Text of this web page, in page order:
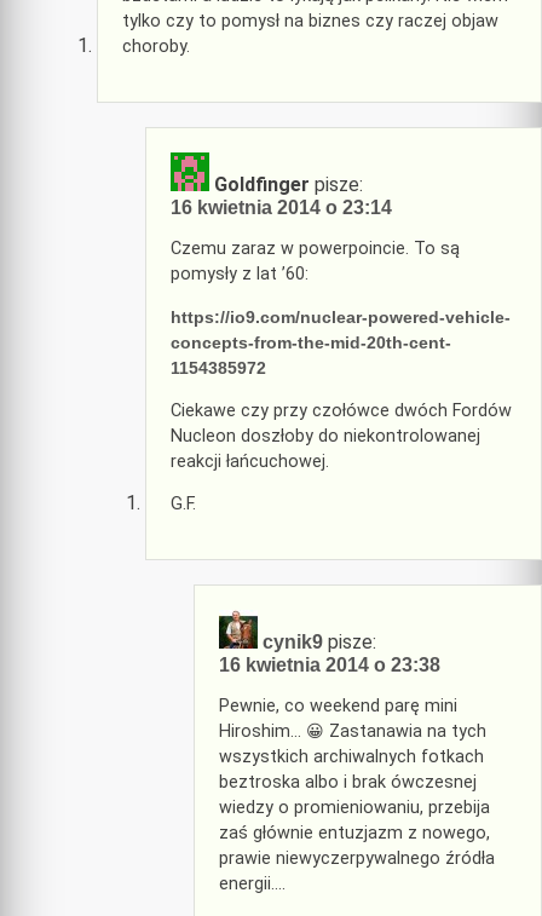
tylko czy to pomysł na biznes czy raczej objaw
choroby.
Goldfinger pisze:
16 kwietnia 2014 o 23:14
Czemu zaraz w powerpoincie. To są
pomysły z lat ’60:
https://io9.com/nuclear-powered-vehicle-
concepts-from-the-mid-20th-cent-
1154385972
Ciekawe czy przy czołówce dwóch Fordów
Nucleon doszłoby do niekontrolowanej
reakcji łańcuchowej.
G.F.
cynik9 pisze:
16 kwietnia 2014 o 23:38
Pewnie, co weekend parę mini
Hiroshim… 😀 Zastanawia na tych
wszystkich archiwalnych fotkach
beztroska albo i brak ówczesnej
wiedzy o promieniowaniu, przebija
zaś głównie entuzjazm z nowego,
prawie niewyczerpywalnego źródła
energii….